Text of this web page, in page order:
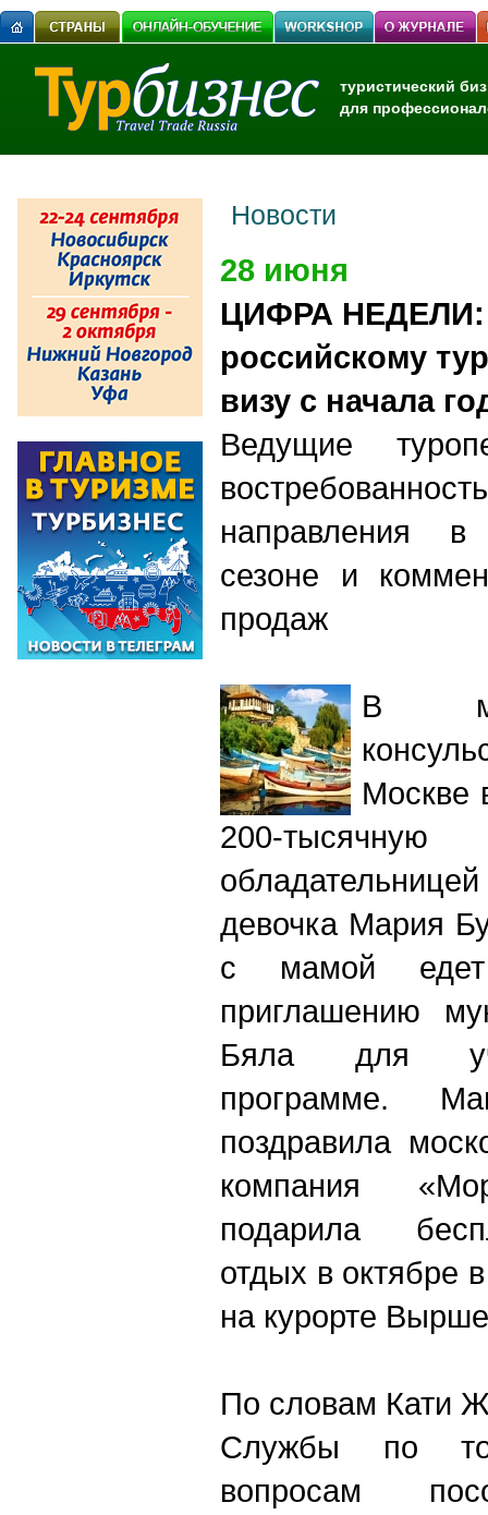
туристический
для
Новости
28 июня
ЦИФРА НЕДЕЛИ:
российскому
визу с начала
Ведущие
направления
сезоне и
продаж
В
Москве
200-
девочка Мария
с мамой
приглашению
Бяла для
программе.
поздравила
компания
подарила
отдых в октябре
на курорте
По словам Кати
Службы по
вопросам